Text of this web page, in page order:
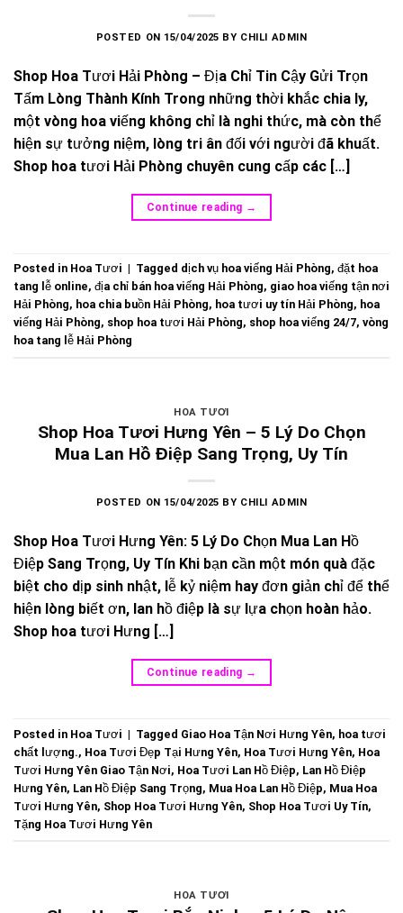
POSTED ON 15/04/2025 BY CHILI ADMIN
Shop Hoa Tươi Hải Phòng – Địa Chỉ Tin Cậy Gửi Trọn
Tấm Lòng Thành Kính Trong những thời khắc chia ly,
một vòng hoa viếng không chỉ là nghi thức, mà còn thể
hiện sự tưởng niệm, lòng tri ân đối với người đã khuất.
Shop hoa tươi Hải Phòng chuyên cung cấp các […]
Continue reading →
Posted in Hoa Tươi | Tagged dịch vụ hoa viếng Hải Phòng, đặt hoa
tang lễ online, địa chỉ bán hoa viếng Hải Phòng, giao hoa viếng tận nơi
Hải Phòng, hoa chia buồn Hải Phòng, hoa tươi uy tín Hải Phòng, hoa
viếng Hải Phòng, shop hoa tươi Hải Phòng, shop hoa viếng 24/7, vòng
hoa tang lễ Hải Phòng
HOA TƯƠI
Shop Hoa Tươi Hưng Yên – 5 Lý Do Chọn
Mua Lan Hồ Điệp Sang Trọng, Uy Tín
POSTED ON 15/04/2025 BY CHILI ADMIN
Shop Hoa Tươi Hưng Yên: 5 Lý Do Chọn Mua Lan Hồ
Điệp Sang Trọng, Uy Tín Khi bạn cần một món quà đặc
biệt cho dịp sinh nhật, lễ kỷ niệm hay đơn giản chỉ để thể
hiện lòng biết ơn, lan hồ điệp là sự lựa chọn hoàn hảo.
Shop hoa tươi Hưng […]
Continue reading →
Posted in Hoa Tươi | Tagged Giao Hoa Tận Nơi Hưng Yên, hoa tươi
chất lượng., Hoa Tươi Đẹp Tại Hưng Yên, Hoa Tươi Hưng Yên, Hoa
Tươi Hưng Yên Giao Tận Nơi, Hoa Tươi Lan Hồ Điệp, Lan Hồ Điệp
Hưng Yên, Lan Hồ Điệp Sang Trọng, Mua Hoa Lan Hồ Điệp, Mua Hoa
Tươi Hưng Yên, Shop Hoa Tươi Hưng Yên, Shop Hoa Tươi Uy Tín,
Tặng Hoa Tươi Hưng Yên
HOA TƯƠI